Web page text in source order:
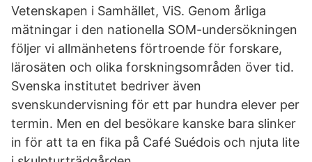
Vetenskapen i Samhället, ViS. Genom årliga
mätningar i den nationella SOM-undersökningen
följer vi allmänhetens förtroende för forskare,
lärosäten och olika forskningsområden över tid.
Svenska institutet bedriver även
svenskundervisning för ett par hundra elever per
termin. Men en del besökare kanske bara slinker
in för att ta en fika på Café Suédois och njuta lite